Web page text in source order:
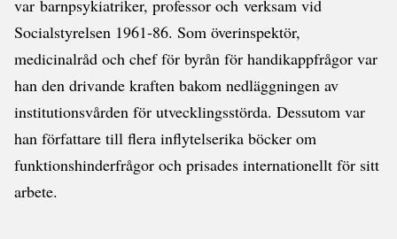
var barnpsykiatriker, professor och verksam vid
Socialstyrelsen 1961-86. Som överinspektör,
medicinalråd och chef för byrån för handikappfrågor var
han den drivande kraften bakom nedläggningen av
institutionsvården för utvecklingsstörda. Dessutom var
han författare till flera inflytelserika böcker om
funktionshinderfrågor och prisades internationellt för sitt
arbete.